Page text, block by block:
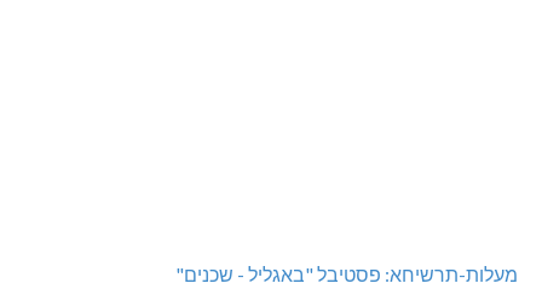
מעלות-תרשיחא: פסטיבל "באגליל - שכנים"